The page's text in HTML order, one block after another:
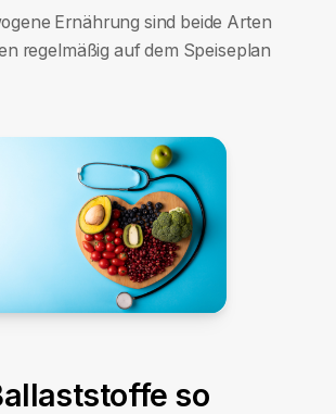
Ernährung sind beide Arten
regelmäßig auf dem Speiseplan
so